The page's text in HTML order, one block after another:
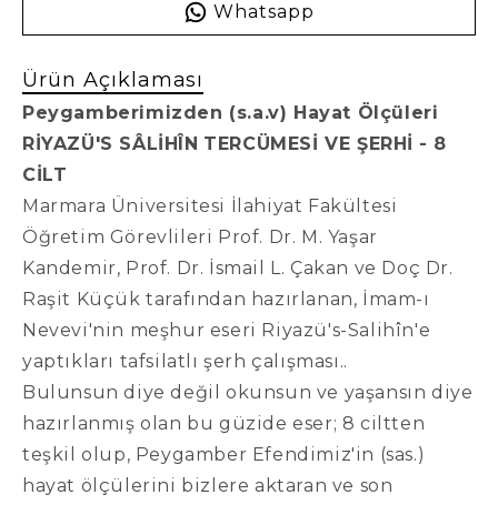
Whatsapp
Ürün Açıklaması
Peygamberimizden (s.a.v) Hayat Ölçüleri
RİYAZÜ'S SÂLİHÎN TERCÜMESİ VE ŞERHİ - 8
CİLT
Marmara Üniversitesi İlahiyat Fakültesi
Öğretim Görevlileri Prof. Dr. M. Yaşar
Kandemir, Prof. Dr. İsmail L. Çakan ve Doç Dr.
Raşit Küçük tarafından hazırlanan, İmam-ı
Nevevi'nin meşhur eseri Riyazü's-Salihîn'e
yaptıkları tafsilatlı şerh çalışması..
Bulunsun diye değil okunsun ve yaşansın diye
hazırlanmış olan bu güzide eser; 8 ciltten
teşkil olup, Peygamber Efendimiz'in (sas.)
hayat ölçülerini bizlere aktaran ve son